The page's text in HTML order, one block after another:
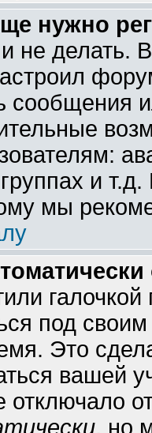
нужно
не делать.
сообщения
и
мы
галочкой
под
Это
вашей
отключало
, но